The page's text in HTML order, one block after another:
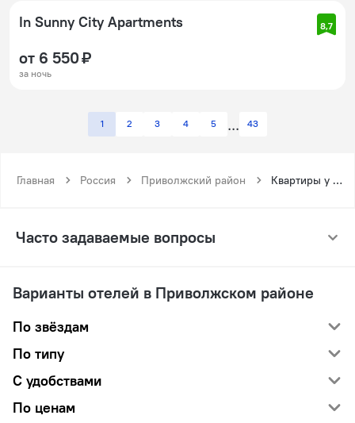
In Sunny City Apartments 8,7
от 6 550 ₽
за ночь
1 2 3 4 5 43
Главная Россия Приволжский район Квартиры у Приволжского района
Часто задаваемые вопросы
Варианты отелей в Приволжском районе
По звёздам
По типу
С удобствами
По ценам